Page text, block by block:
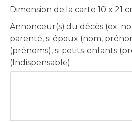
Dimension de la carte 10 x 21
Annonceur(s) du décès (ex.
parenté, si époux (nom,
(prénoms), si petits-enfants
(Indispensable)